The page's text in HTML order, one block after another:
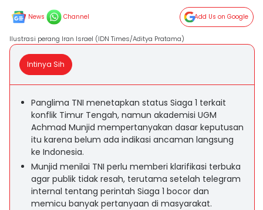
News Channel Add Us on Google
Ilustrasi perang Iran Israel (IDN Times/Aditya Pratama)
Intinya Sih
Panglima TNI menetapkan status Siaga 1 terkait
konflik Timur Tengah, namun akademisi UGM
Achmad Munjid mempertanyakan dasar keputusan
itu karena belum ada indikasi ancaman langsung
ke Indonesia.
Munjid menilai TNI perlu memberi klarifikasi terbuka
agar publik tidak resah, terutama setelah telegram
internal tentang perintah Siaga 1 bocor dan
memicu banyak pertanyaan di masyarakat.